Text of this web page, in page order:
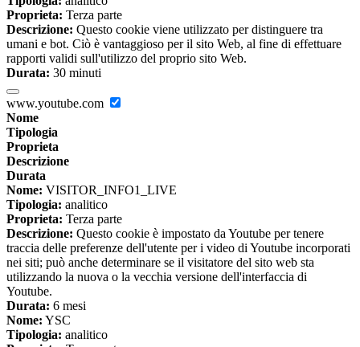
Proprieta: Terza parte
Descrizione: Questo cookie viene utilizzato per distinguere tra
umani e bot. Ciò è vantaggioso per il sito Web, al fine di effettuare
rapporti validi sull'utilizzo del proprio sito Web.
Durata: 30 minuti
www.youtube.com
Nome
Tipologia
Proprieta
Descrizione
Durata
Nome: VISITOR_INFO1_LIVE
Tipologia: analitico
Proprieta: Terza parte
Descrizione: Questo cookie è impostato da Youtube per tenere
traccia delle preferenze dell'utente per i video di Youtube incorporati
nei siti; può anche determinare se il visitatore del sito web sta
utilizzando la nuova o la vecchia versione dell'interfaccia di
Youtube.
Durata: 6 mesi
Nome: YSC
Tipologia: analitico